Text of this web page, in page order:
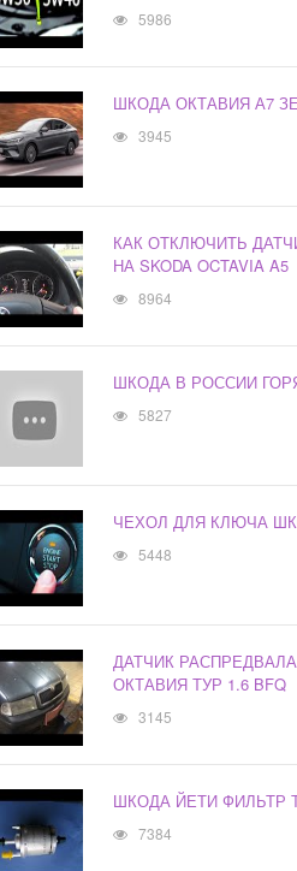
5986
ШКОДА ОКТАВИЯ А7
3945
КАК ОТКЛЮЧИТЬ
НА SKODA OCTAVIA A5
8964
ШКОДА В РОССИИ
5827
ЧЕХОЛ ДЛЯ КЛЮЧА
5448
ДАТЧИК
ОКТАВИЯ ТУР 1.6 BFQ
3145
ШКОДА ЙЕТИ ФИЛЬТР
7384